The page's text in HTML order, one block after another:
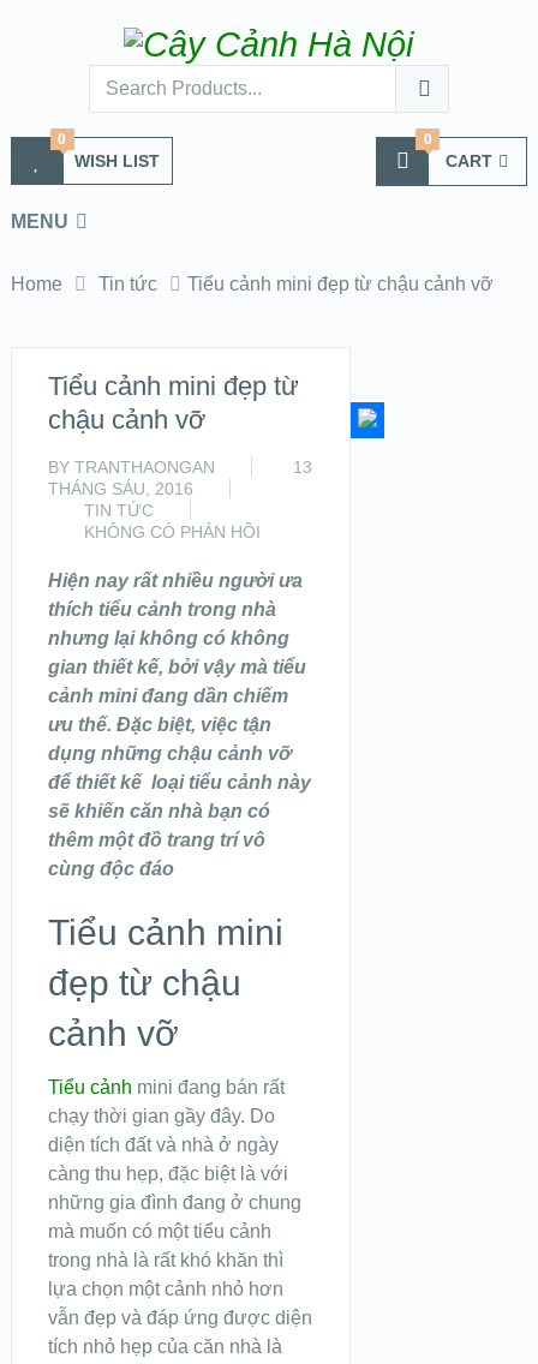
WISH LIST
0
CART
0
MENU
Home Tin tức Tiểu cảnh mini đẹp từ chậu cảnh vỡ
Tiểu cảnh mini đẹp từ
chậu cảnh vỡ
BY TRANTHAONGAN
13
THÁNG SÁU, 2016
TIN TỨC
KHÔNG CÓ PHẢN HỒI
Hiện nay rất nhiều người ưa
thích tiểu cảnh trong nhà
nhưng lại không có không
gian thiết kế, bởi vậy mà tiểu
cảnh mini đang dần chiếm
ưu thế. Đặc biệt, việc tận
dụng những chậu cảnh vỡ
để thiết kế loại tiểu cảnh này
sẽ khiến căn nhà bạn có
thêm một đồ trang trí vô
cùng độc đáo
Tiểu cảnh mini
đẹp từ chậu
cảnh vỡ
Tiểu cảnh mini đang bán rất
chạy thời gian gầy đây. Do
diện tích đất và nhà ở ngày
càng thu hẹp, đặc biệt là với
những gia đình đang ở chung
mà muốn có một tiểu cảnh
trong nhà là rất khó khăn thì
lựa chọn một cảnh nhỏ hơn
vẫn đẹp và đáp ứng được diện
tích nhỏ hẹp của căn nhà là